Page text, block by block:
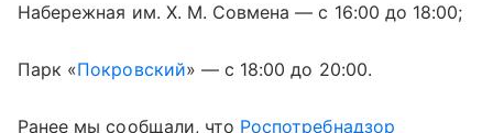
Набережная им. Х. М. Совмена — с 16:00 до 18:00;
Парк «Покровский» — с 18:00 до 20:00.
Ранее мы сообщали, что Роспотребнадзор